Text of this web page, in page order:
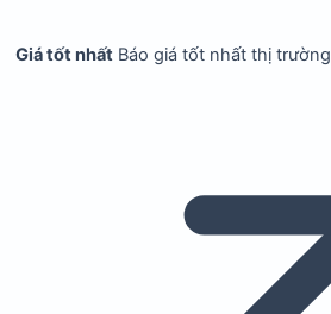
Giá tốt nhất Báo giá tốt nhất thị trường